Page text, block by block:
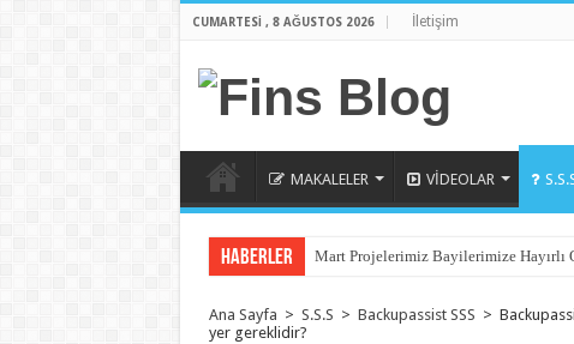
CUMARTESI , 8 AĞUSTOS 2026 İletişim
MAKALELER VİDEOLAR
Haberler Mart Projelerimiz Bayilerimize Hayırlı
Ana Sayfa > S.S.S > Backupassist SSS >
yer gereklidir?